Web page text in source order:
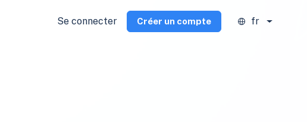
Se connecter Créer un compte fr